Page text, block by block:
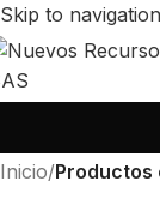
Skip to navigation
Inicio/Productos